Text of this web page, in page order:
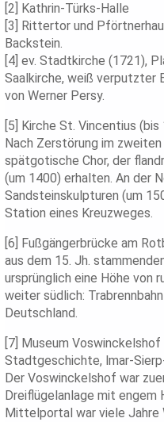
[2] Kathrin-Türks-Halle
[3] Rittertor und
Backstein.
[4] ev. Stadtkirche (1721),
Saalkirche, weiß verputzter
von Werner Persy.
[5] Kirche St. Vincentius
Nach Zerstörung im
spätgotische Chor, der
(um 1400) erhalten. An der
Sandsteinskulpturen (um
Station eines Kreuzweges.
[6] Fußgängerbrücke am
aus dem 15. Jh.
ursprünglich eine Höhe von
weiter südlich:
Deutschland.
[7] Museum
Stadtgeschichte, lmar-
Der Voswinckelshof war
Dreiflügelanlage mit engem
Mittelportal war viele Jahre